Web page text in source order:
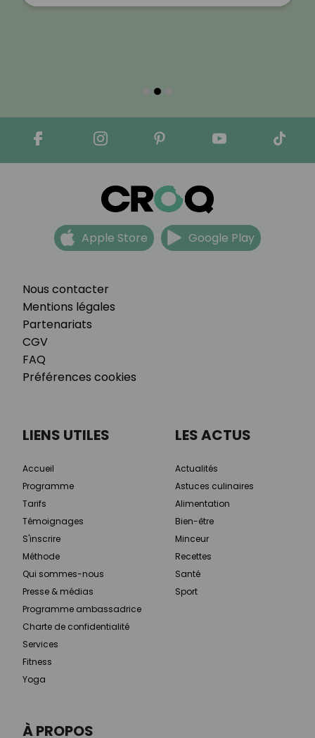
Nous contacter
Mentions légales
Partenariats
CGV
FAQ
Préférences cookies
Apple Store Google Play
À PROPOS
LIENS UTILES
Accueil
Programme
Tarifs
Témoignages
S'inscrire
Méthode
Qui sommes-nous
Presse & médias
Programme ambassadrice
Charte de confidentialité
Services
Fitness
Yoga
LES ACTUS
Actualités
Astuces culinaires
Alimentation
Bien-être
Minceur
Recettes
Santé
Sport